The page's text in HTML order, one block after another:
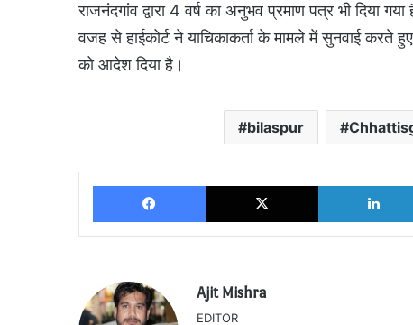
राजनंदगांव द्वारा 4 वर्ष का अनुभव प्रमाण पत्र भी
वजह से हाईकोर्ट ने याचिकाकर्ता के मामले में सुनवाई करते
को आदेश दिया है।
bilaspur
Facebook X
Ajit Mishra
EDITOR